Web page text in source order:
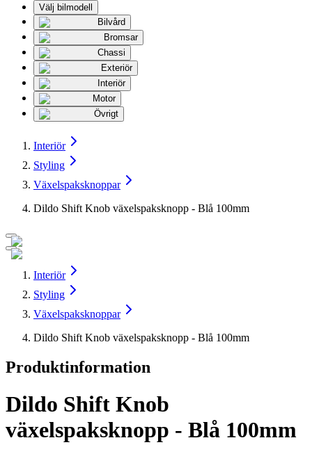
Välj bilmodell
Bilvård
Bromsar
Chassi
Exteriör
Interiör
Motor
Övrigt
Interiör
Styling
Växelspaksknoppar
Dildo Shift Knob växelspaksknopp - Blå 100mm
Interiör
Styling
Växelspaksknoppar
Dildo Shift Knob växelspaksknopp - Blå 100mm
Produktinformation
Dildo Shift Knob
växelspaksknopp - Blå 100mm